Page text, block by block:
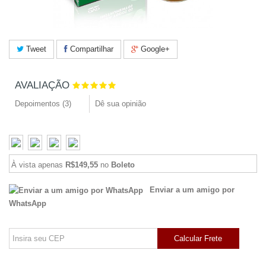
Tweet Compartilhar Google+
AVALIAÇÃO
Depoimentos (3) Dê sua opinião
À vista apenas R$149,55 no Boleto
Enviar a um amigo por
WhatsApp
Calcular Frete